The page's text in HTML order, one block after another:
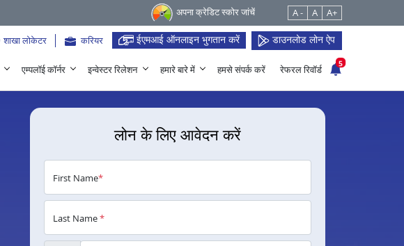
अपना क्रेडिट स्कोर जांचें A - A A+
शाखा लोकेटर करियर ईएमआई ऑनलाइन भुगतान करें डाउनलोड लोन ऐप
एम्पलॉई कॉर्नर इन्वेस्टर रिलेशन हमारे बारे में हमसे संपर्क करें रेफरल रिवॉर्ड
5
लोन के लिए आवेदन करें
First Name*
Last Name*